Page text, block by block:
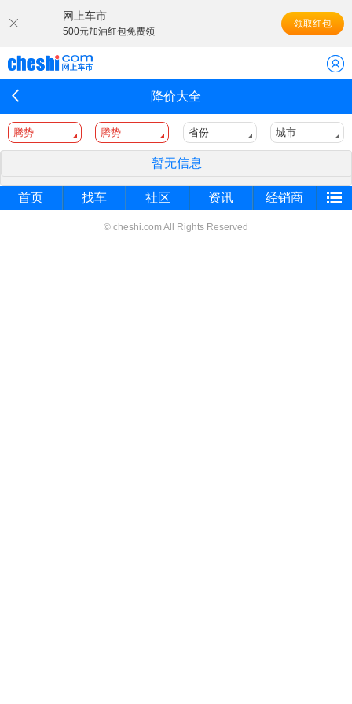
网上车市
500元加油红包免费领
领取红包
降价大全
腾势 腾势 省份 城市
暂无信息
首页 找车 社区 资讯 经销商
© cheshi.com All Rights Reserved